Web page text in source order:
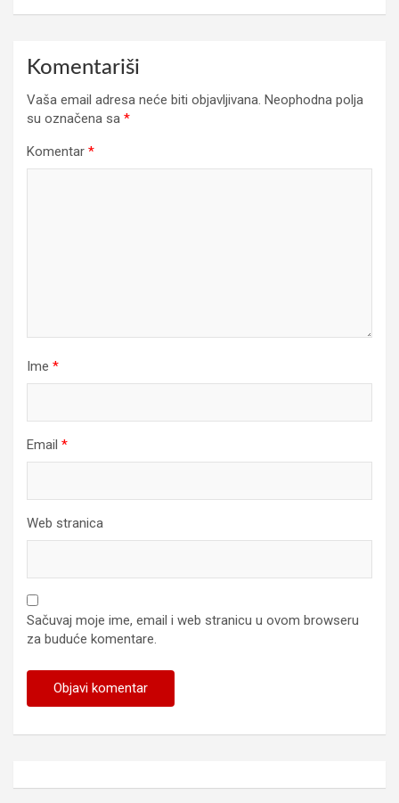
Komentariši
Vaša email adresa neće biti objavljivana. Neophodna polja
su označena sa *
Komentar *
Ime *
Email *
Web stranica
Sačuvaj moje ime, email i web stranicu u ovom browseru
za buduće komentare.